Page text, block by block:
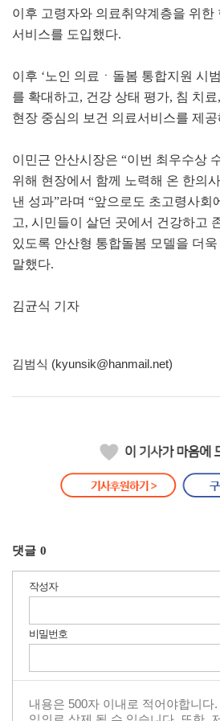
이후 고령자와 의료취약계층을 위한
서비스를 도입했다.
이후 ‘노인 의료ㆍ돌봄 통합지원 시
를 확대하고, 건강 상태 평가, 침 치
현장 중심의 보건 의료서비스를 제공
이민근 안산시장은 “이번 최우수상
위해 현장에서 함께 노력해 온 한의
낸 성과”라며 “앞으로도 초고령사회
고, 시민들이 살던 곳에서 건강하고
있도록 안산형 통합돌봄 모델을 더
말했다.
김균식 기자
김범식 (kyunsik@hanmail.net)
댓글 0
작성자
비밀번호